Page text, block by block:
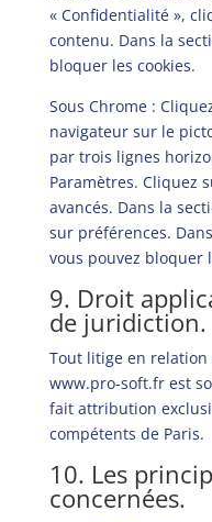
« Confidentialité »,
contenu. Dans la
bloquer les cookies.
Sous Chrome :
navigateur sur le
par trois lignes
Paramètres. Cliquez
avancés. Dans la
sur préférences.
vous pouvez bloquer
9. Droit
de juridiction.
Tout litige en relation
www.pro-soft.frest
fait attribution
compétents de Paris.
10. Les
concernées.